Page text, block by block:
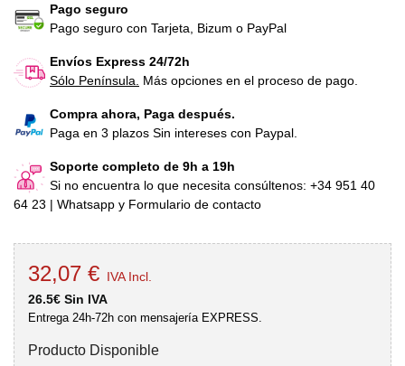
Pago seguro
Pago seguro con Tarjeta, Bizum o PayPal
Envíos Express 24/72h
Sólo Península.
Más opciones en el proceso de pago.
Compra ahora, Paga después.
Paga en 3 plazos Sin intereses con Paypal.
Soporte completo de 9h a 19h
Si no encuentra lo que necesita consúltenos: +34 951 40
64 23 | Whatsapp y Formulario de contacto
32,07 € IVA Incl.
26.5€ Sin IVA
Entrega 24h-72h con mensajería EXPRESS.
Producto Disponible